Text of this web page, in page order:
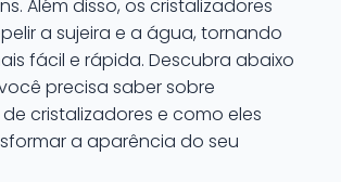
Além disso, os cristalizadores
a sujeira e a água, tornando
fácil e rápida. Descubra abaixo
precisa saber sobre
cristalizadores e como eles
a aparência do seu